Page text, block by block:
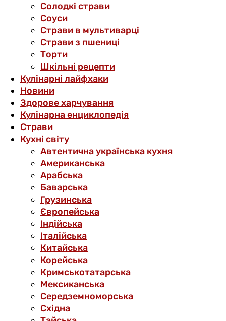
Солодкі страви
Соуси
Страви в мультиварці
Страви з пшениці
Торти
Шкільні рецепти
Кулінарні лайфхаки
Новини
Здорове харчування
Кулінарна енциклопедія
Страви
Кухні світу
Автентична українська кухня
Американська
Арабська
Баварська
Грузинська
Європейська
Індійська
Італійська
Китайська
Корейська
Кримськотатарська
Мексиканська
Середземноморська
Східна